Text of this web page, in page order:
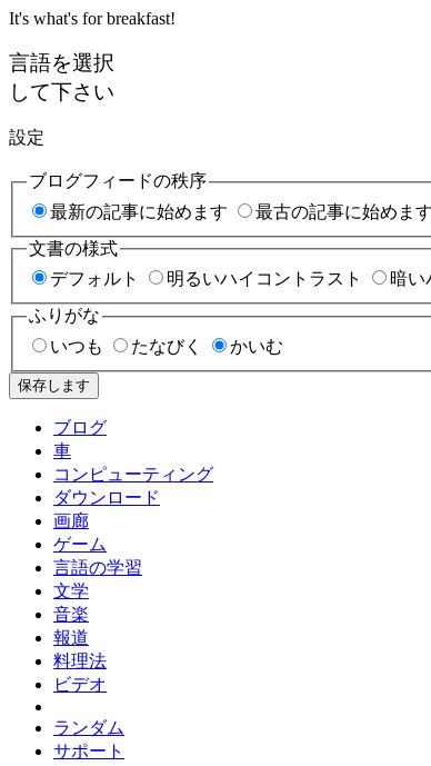
It's what's for breakfast!
言語を選択
して下さい
設定
ブログフィードの秩序
最新の記事に始めます
最古の記事に始めます
文書の様式
デフォルト
明るいハイコントラスト 暗い
ふりがな
いつも
たなびく かいむ
保存します
ブログ
車
コンピューティング
ダウンロード
画廊
ゲーム
言語の学習
文学
音楽
報道
料理法
ビデオ
ランダム
サポート